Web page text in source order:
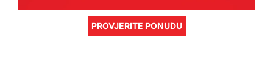
PROVJERITE PONUDU